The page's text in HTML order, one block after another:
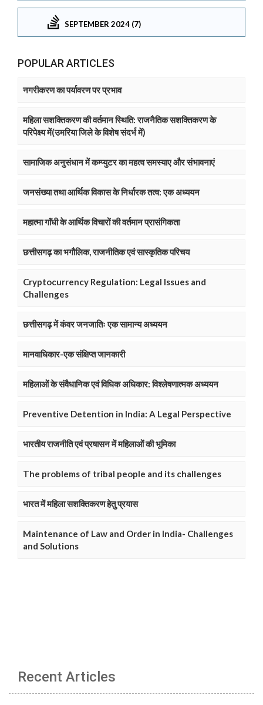
SEPTEMBER 2024 (7)
POPULAR ARTICLES
नगरीकरण का पर्यावरण पर प्रभाव
महिला सशक्तिकरण की वर्तमान स्थिति: राजनैतिक सशक्तिकरण के
परिपेक्ष्य में(उमरिया जिले के विशेष संदर्भ में)
सामाजिक अनुसंधान में कम्प्युटर का महत्व समस्याए और संभावनाएं
जनसंख्या तथा आर्थिक विकास के निर्धारक तत्व: एक अध्ययन
महात्मा गाॅंधी के आर्थिक विचारों की वर्तमान प्रासंगिकता
छत्तीसगढ़ का भगौलिक, राजनीतिक एवं सास्कृतिक परिचय
Cryptocurrency Regulation: Legal Issues and
Challenges
छत्तीसगढ़ में कंवर जनजातिः एक सामान्य अध्ययन
मानवाधिकार-एक संक्षिप्त जानकारी
महिलाओं के संवैधानिक एवं विधिक अधिकार: विश्लेषणात्मक अध्ययन
Preventive Detention in India: A Legal Perspective
भारतीय राजनीति एवं प्रषासन में महिलाओं की भूमिका
The problems of tribal people and its challenges
भारत में महिला सशक्तिकरण हेतु प्रयास
Maintenance of Law and Order in India- Challenges
and Solutions
Recent Articles